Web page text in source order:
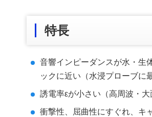
特長
音響インピーダンスが水・生
ックに近い（水浸プローブに
誘電率εが小さい（高周波・大
衝撃性、屈曲性にすぐれ、キ